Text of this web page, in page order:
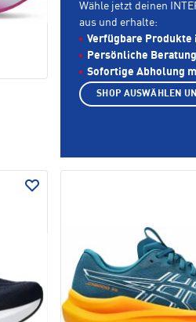
Wähle jetzt deinen
aus und erhalte:
Verfügbare Produkte
Persönliche
Sofortige Abholung